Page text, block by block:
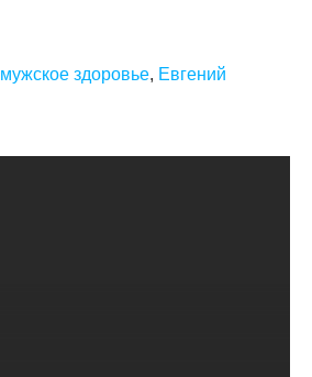
мужское здоровье, Евгений